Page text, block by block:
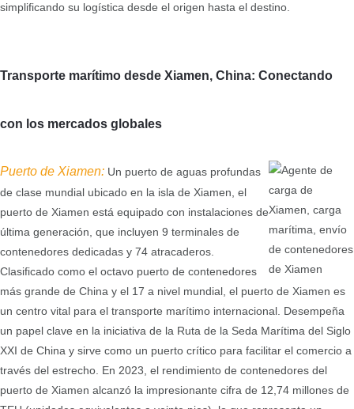
simplificando su logística desde el origen hasta el destino.
Transporte marítimo desde Xiamen, China: Conectando
con los mercados globales
Puerto de Xiamen: Un puerto de aguas profundas
de clase mundial ubicado en la isla de Xiamen, el
puerto de Xiamen está equipado con instalaciones de
última generación, que incluyen 9 terminales de
contenedores dedicadas y 74 atracaderos.
Clasificado como el octavo puerto de contenedores
más grande de China y el 17 a nivel mundial, el puerto de Xiamen es
un centro vital para el transporte marítimo internacional. Desempeña
un papel clave en la iniciativa de la Ruta de la Seda Marítima del Siglo
XXI de China y sirve como un puerto crítico para facilitar el comercio a
través del estrecho. En 2023, el rendimiento de contenedores del
puerto de Xiamen alcanzó la impresionante cifra de 12,74 millones de